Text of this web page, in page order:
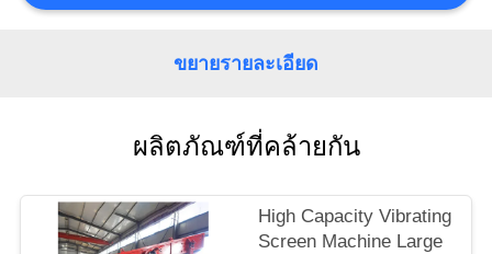
ควบคุม
เรา
ขยายรายละเอียด
ผลิตภัณฑ์ที่คล้ายกัน
High Capacity Vibrating
Screen Machine Large